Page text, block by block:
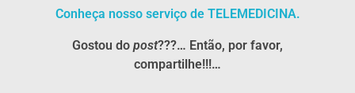
Conheça nosso serviço de TELEMEDICINA.
Gostou do post???… Então, por favor,
compartilhe!!!…